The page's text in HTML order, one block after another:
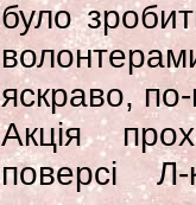
було
яскраво,
Акція
поверсі Л-